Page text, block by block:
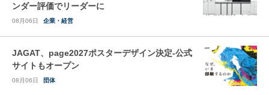
ンダー評価でリーダーに
08月06日 企業・経営
JAGAT、page2027ポスターデザイン決定-公式
サイトもオープン
08月06日 団体